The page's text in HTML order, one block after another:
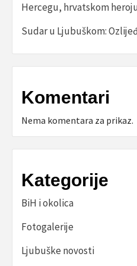
Hercegu, hrvatskom
Sudar u Ljubuškom:
Komentari
Nema komentara za prikaz.
Kategorije
BiH i okolica
Fotogalerije
Ljubuške novosti